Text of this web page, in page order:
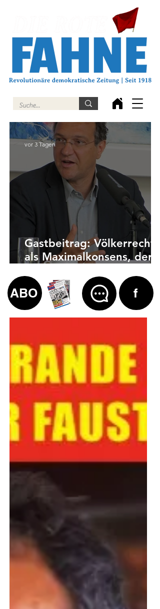
Gastbeitrag: Völkerrecht
als Maximalkonsens, der
vor 3 Tagen
ABO f